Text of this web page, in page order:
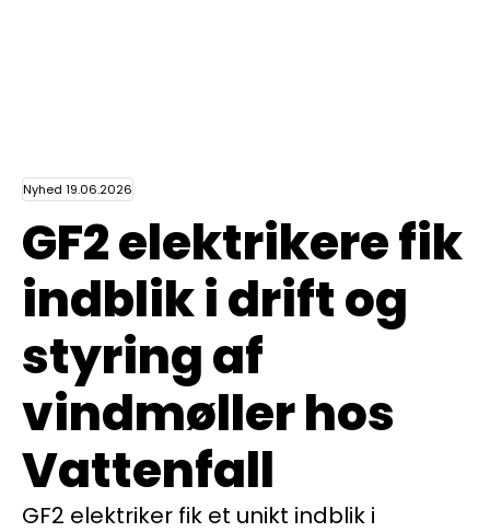
Nyhed 19.06.2026
GF2 elektrikere fik
indblik i drift og
styring af
vindmøller hos
Vattenfall
GF2 elektriker fik et unikt indblik i